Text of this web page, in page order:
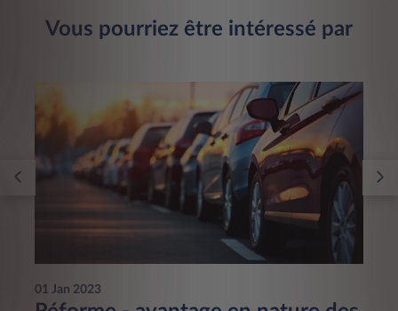
Vous pourriez être intéressé par
01 Jan 2023